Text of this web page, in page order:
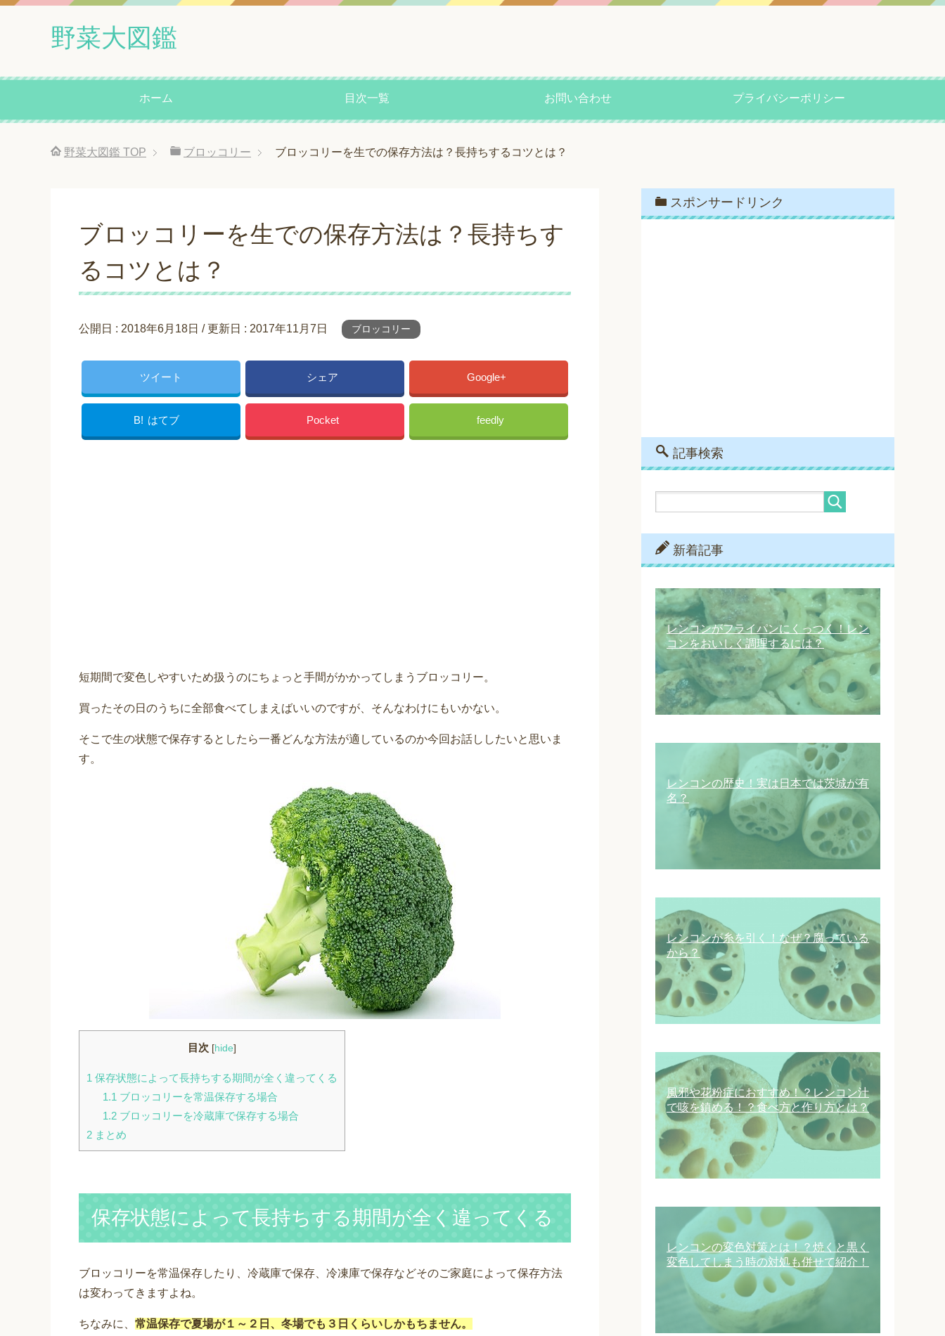
野菜大図鑑
ホーム 目次一覧 お問い合わせ プライバシーポリシー
野菜大図鑑 TOP ブロッコリー ブロッコリーを生での保存方法は？長持ちするコツとは？
ブロッコリーを生での保存方法は？長持ちす
るコツとは？
公開日 : 2018年6月18日 / 更新日 : 2017年11月7日 ブロッコリー
ツイート シェア Google+
B! はてブ Pocket feedly
短期間で変色しやすいため扱うのにちょっと手間がかかってしまうブロッコリー。
買ったその日のうちに全部食べてしまえばいいのですが、そんなわけにもいかない。
そこで生の状態で保存するとしたら一番どんな方法が適しているのか今回お話ししたいと思いま
す。
目次 [hide]
1 保存状態によって長持ちする期間が全く違ってくる
1.1 ブロッコリーを常温保存する場合
1.2ブロッコリーを冷蔵庫で保存する場合
2 まとめ
保存状態によって長持ちする期間が全く違ってくる
ブロッコリーを常温保存したり、冷蔵庫で保存、冷凍庫で保存などそのご家庭によって保存方法
は変わってきますよね。
ちなみに、 常温保存で夏場が１～２日、冬場でも３日くらいしかもちません。
スポンサードリンク
記事検索
新着記事
レンコンがフライパンにくっつく！レン
コンをおいしく調理するには？
レンコンの歴史！実は日本では茨城が有
名？
レンコンが糸を引く！なぜ？腐っている
から？
風邪や花粉症におすすめ！？レンコン汁
で咳を鎮める！？食べ方と作り方とは？
レンコンの変色対策とは！？焼くと黒く
変色してしまう時の対処も併せて紹介！